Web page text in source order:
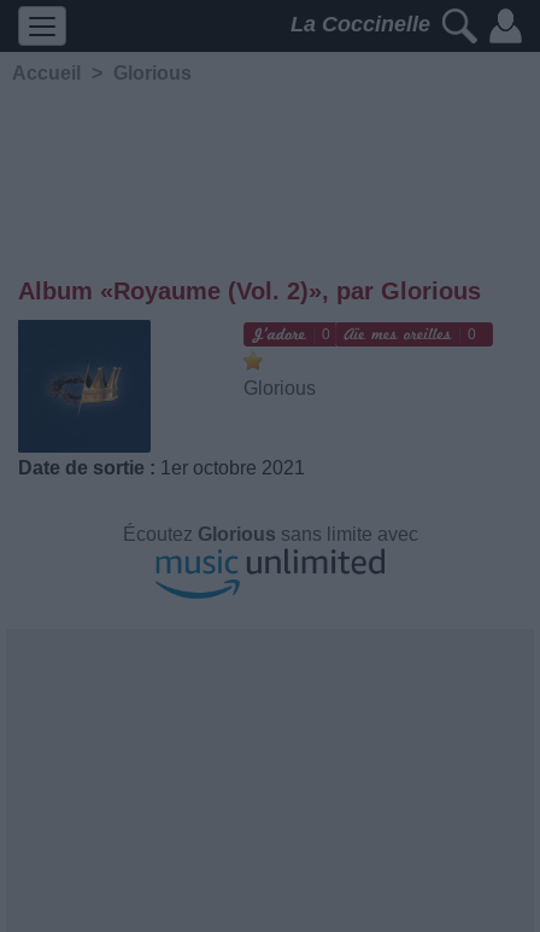
La Coccinelle
Accueil > Glorious
Album «Royaume (Vol. 2)», par Glorious
0 0
Glorious
Date de sortie : 1er octobre 2021
Écoutez Glorious sans limite avec